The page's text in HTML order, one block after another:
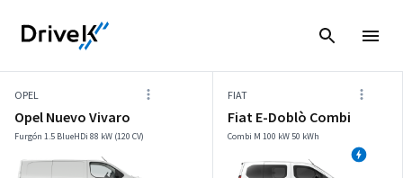
OPEL
Opel Nuevo Vivaro
Furgón 1.5 BlueHDi 88 kW (120 CV)
FIAT
Fiat E-Doblò Combi
Combi M 100 kW 50 kWh